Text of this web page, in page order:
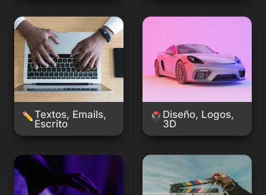
Textos, Emails, Escrito
✏️Textos, Emails,
Escrito
Diseño, Logos, 3D
🖲️ Diseño, Logos,
3D
Música, Audio, Voz Vídeo